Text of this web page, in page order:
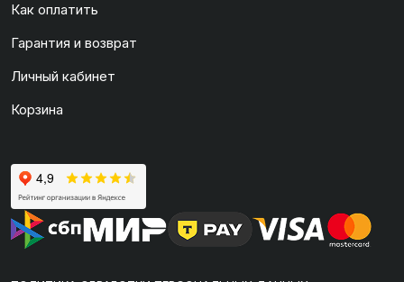
Как оплатить
Гарантия и возврат
Личный кабинет
Корзина